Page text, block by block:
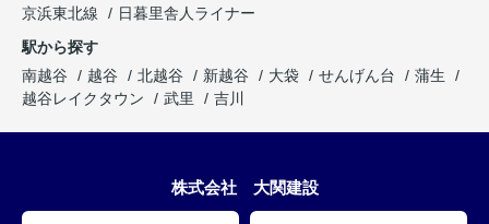
京浜東北線
日暮里舎人ライナー
駅から探す
南越谷
越谷 北越谷 新越谷 大袋 せんげん台
蒲生
越谷レイクタウン
武里 吉川
株式会社 大関建設